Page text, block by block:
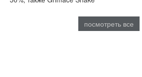
посмотреть все